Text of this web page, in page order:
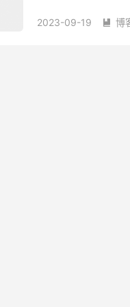
2023-09-19  博